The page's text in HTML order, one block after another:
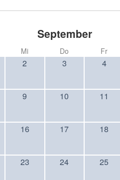
September
Mi Do Fr
2 3 4
9 10 11
16 17 18
23 24 25